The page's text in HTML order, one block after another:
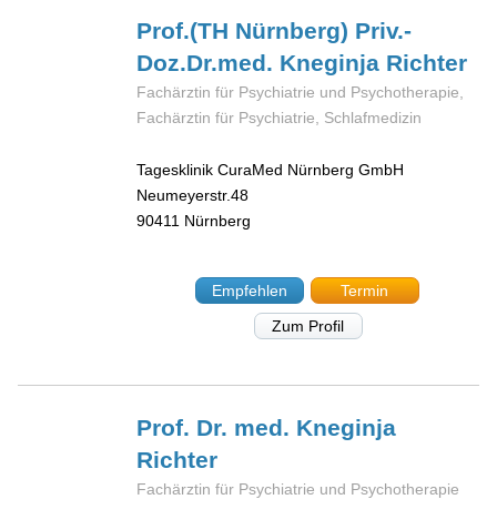
Prof.(TH Nürnberg) Priv.-
Doz.Dr.med. Kneginja Richter
Fachärztin für Psychiatrie und Psychotherapie,
Fachärztin für Psychiatrie, Schlafmedizin
Tagesklinik CuraMed Nürnberg GmbH
Neumeyerstr.48
90411 Nürnberg
Empfehlen
Termin
Zum Profil
Prof. Dr. med. Kneginja
Richter
Fachärztin für Psychiatrie und Psychotherapie